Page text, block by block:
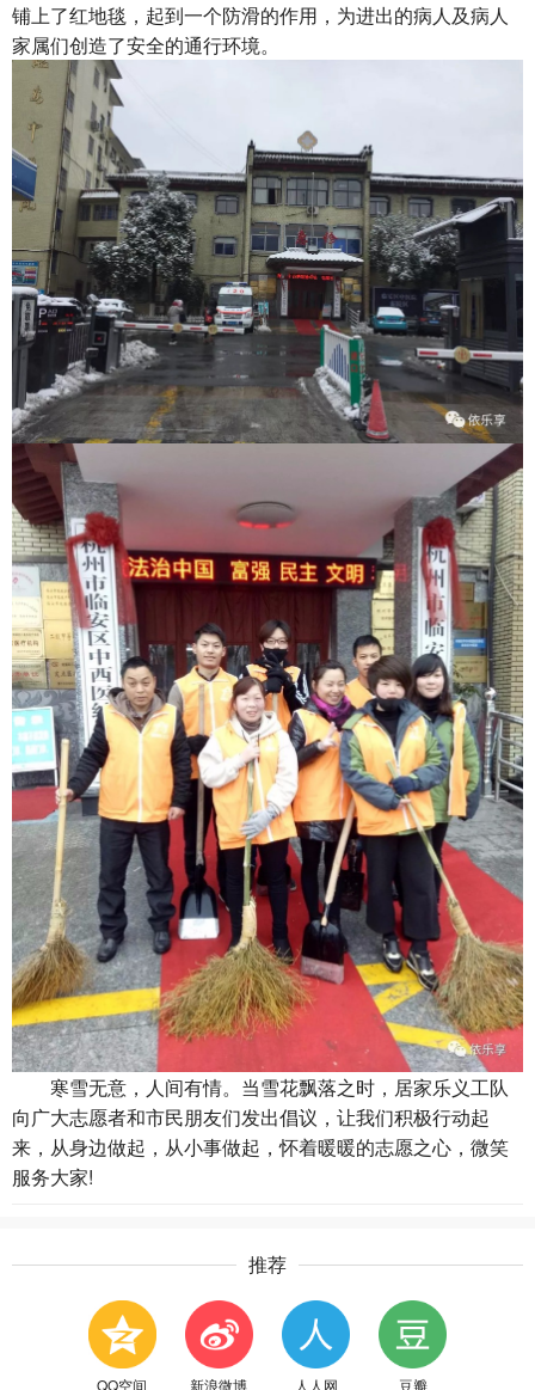
铺上了红地毯，起到一个防滑的作用，为进出的病人及病人
家属们创造了安全的通行环境。
寒雪无意，人间有情。当雪花飘落之时，居家乐义工队
向广大志愿者和市民朋友们发出倡议，让我们积极行动起
来，从身边做起，从小事做起，怀着暖暖的志愿之心，微笑
服务大家!
推荐
QQ空间 新浪微博 人人网 豆瓣